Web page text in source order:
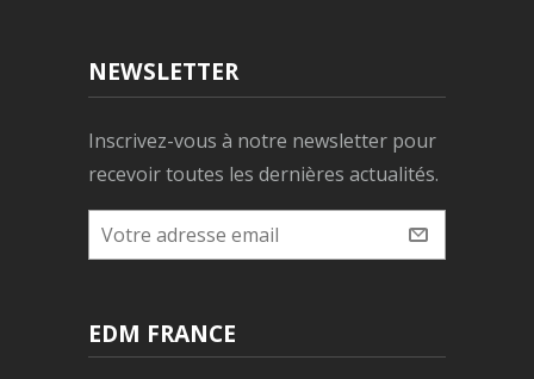
NEWSLETTER
Inscrivez-vous à notre newsletter pour
recevoir toutes les dernières actualités.
EDM FRANCE